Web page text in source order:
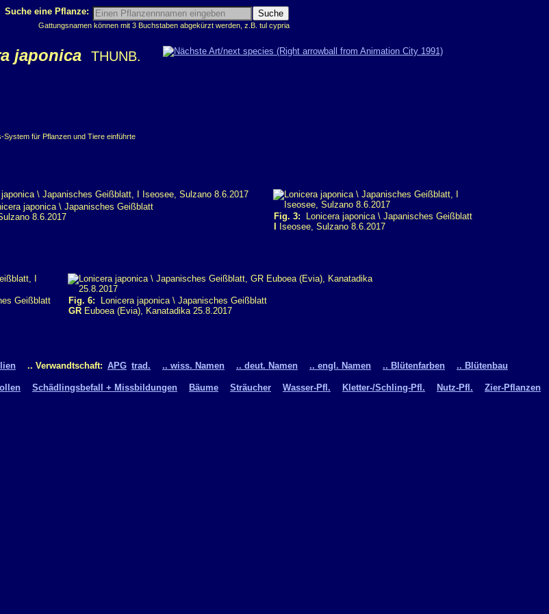
Suche eine Pflanze:
Gattungsnamen können mit 3 Buchstaben abgekürzt werden, z.B. tul cypria
japonica THUNB.
für Pflanzen und Tiere einführte
japonica \ Japanisches Geißblatt
8.6.2017 Fig. 3: Lonicera japonica \ Japanisches Geißblatt
Iseosee, Sulzano 8.6.2017
Geißblatt
Fig. 6: Lonicera japonica \ Japanisches Geißblatt
GR Euboea (Evia), Kanatadika 25.8.2017
.. Verwandtschaft: APG trad. .. wiss. Namen .. deut. Namen .. engl. Namen .. Blütenfarben .. Blütenbau
Schädlingsbefall + Missbildungen Bäume Sträucher Wasser-Pfl. Kletter-/Schling-Pfl. Nutz-Pfl. Zier-Pflanzen